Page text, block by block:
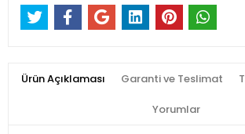
Ürün Açıklaması Garanti ve Teslimat
Yorumlar